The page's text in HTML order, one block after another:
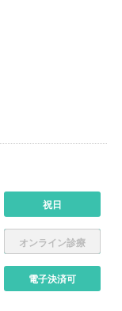
祝日
オンライン診療
電子決済可